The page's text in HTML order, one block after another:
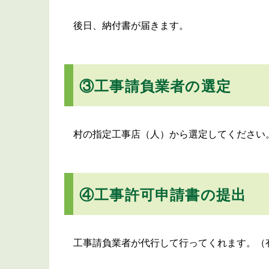
後日、納付書が届きます。
③工事請負業者の選定
村の指定工事店（人）から選定してください。
④工事許可申請書の提出
工事請負業者が代行して行ってくれます。（